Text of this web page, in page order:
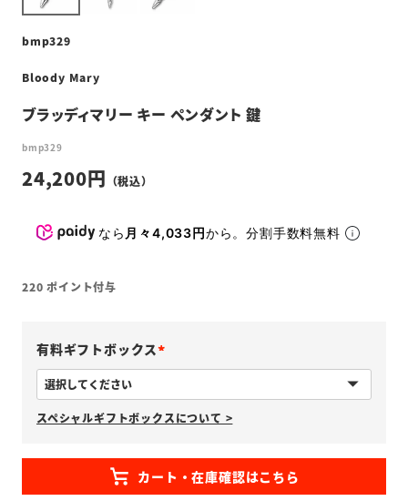
bmp329
Bloody Mary
ブラッディマリー キー ペンダント 鍵
bmp329
24,200
なら 月々4,033円から。分割手数料無料
220 ポイント付与
有料ギフトボックス
必
須
)
スペシャルギフトボックスについて >